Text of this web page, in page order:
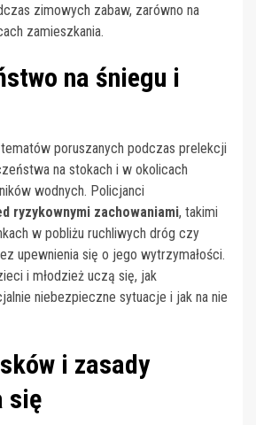
zimowych zabaw, zarówno na
zamieszkania.
na śniegu i
poruszanych podczas prelekcji
na stokach i w okolicach
wodnych. Policjanci
ryzykownymi zachowaniami, takimi
w pobliżu ruchliwych dróg czy
upewnienia się o jego wytrzymałości.
i młodzież uczą się, jak
niebezpieczne sytuacje i jak na nie
i zasady
się